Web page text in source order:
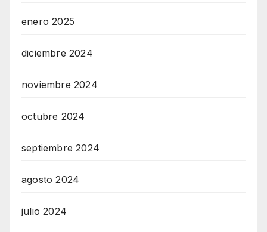
enero 2025
diciembre 2024
noviembre 2024
octubre 2024
septiembre 2024
agosto 2024
julio 2024